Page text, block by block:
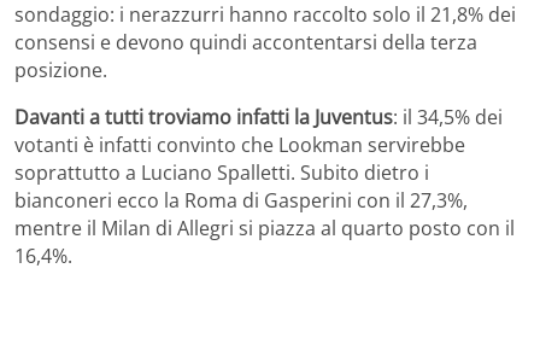
sondaggio: i nerazzurri hanno raccolto solo il 21,8% dei
consensi e devono quindi accontentarsi della terza
posizione.
Davanti a tutti troviamo infatti la Juventus: il 34,5% dei
votanti è infatti convinto che Lookman servirebbe
soprattutto a Luciano Spalletti. Subito dietro i
bianconeri ecco la Roma di Gasperini con il 27,3%,
mentre il Milan di Allegri si piazza al quarto posto con il
16,4%.